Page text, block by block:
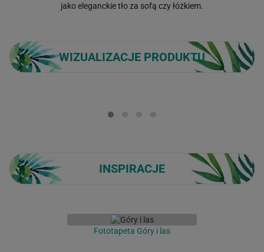
jako eleganckie tło za sofą czy łóżkiem.
WIZUALIZACJE PRODUKTU
INSPIRACJE
Fototapeta Góry i las